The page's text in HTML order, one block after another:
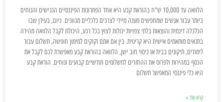
הלוואה עד 10,000 ש"ח בהוראת קבע היא אחד הפתרונות הפיננסיים הנגישים והנוחים
ביותר עבור אנשים שמחפשים מענה מיידי לצרכים כלכליים מגוונים. כיום, בעידן שבו
הכלכלה דינמית והוצאות בלתי צפויות יכולות לצוץ בכל רגע, היכולת לקבל הלוואה מהירה
בתנאים מותאמים אישית היא קריטית. בין אם אתם זקוקים למימון חופשה, תשלום עבור
לימודים, תיקונים בבית או כיסוי חוב ישן, הלוואה בהוראת קבע מאפשרת לכם לקבל את
הכסף במהירות ולפרוס את ההחזרים לתשלומים חודשיים קבועים ונוחים. הוראת קבע
היא כלי פיננסי המאפשר תשלום
קרא עוד »